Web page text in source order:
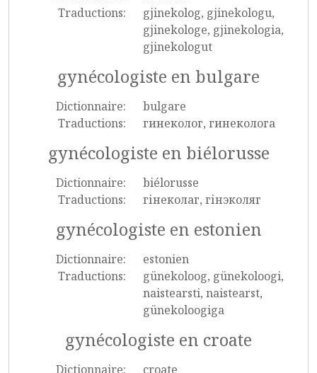
Traductions:
gjinekolog, gjinekologu,
gjinekologe, gjinekologia,
gjinekologut
gynécologiste en bulgare
Dictionnaire:
bulgare
Traductions:
гинеколог, гинеколога
gynécologiste en biélorusse
Dictionnaire:
biélorusse
Traductions:
гінеколаг, гінэколяг
gynécologiste en estonien
Dictionnaire:
estonien
Traductions:
günekoloog, günekoloogi,
naistearsti, naistearst,
günekoloogiga
gynécologiste en croate
Dictionnaire:
croate